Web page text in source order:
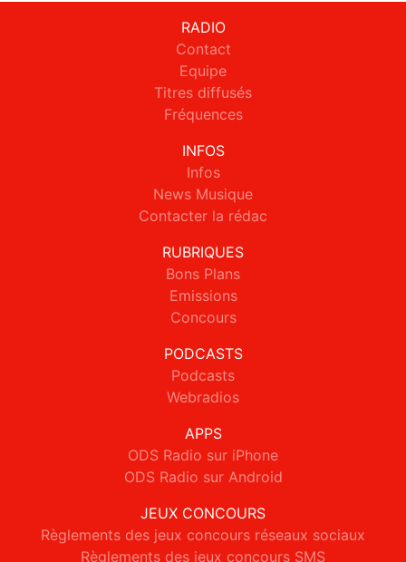
RADIO
Contact
Equipe
Titres diffusés
Fréquences
INFOS
Infos
News Musique
Contacter la rédac
RUBRIQUES
Bons Plans
Emissions
Concours
PODCASTS
Podcasts
Webradios
APPS
ODS Radio sur iPhone
ODS Radio sur Android
JEUX CONCOURS
Règlements des jeux concours réseaux sociaux
Règlements des jeux concours SMS